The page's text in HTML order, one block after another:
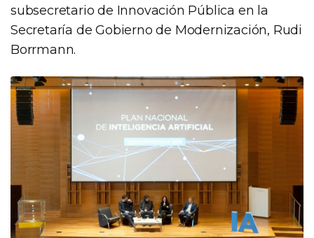
subsecretario de Innovación Pública en la
Secretaría de Gobierno de Modernización, Rudi
Borrmann.